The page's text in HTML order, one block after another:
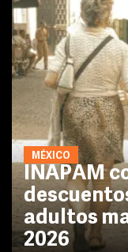
MÉXICO
INAPAM
adultos
2026